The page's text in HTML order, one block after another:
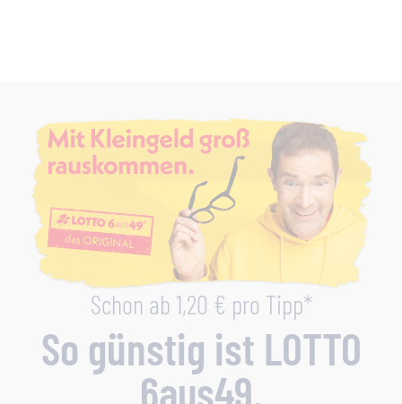
So günstig ist LOTTO
6aus49.
Schon ab 1,20 € pro Tipp*